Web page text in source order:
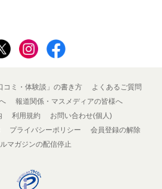
コミ・体験談」の書き方
よくあるご質問
報道関係・マスメディアの皆様へ
利用規約
お問い合わせ(個人)
プライバシーポリシー
会員登録の解除
マガジンの配信停止